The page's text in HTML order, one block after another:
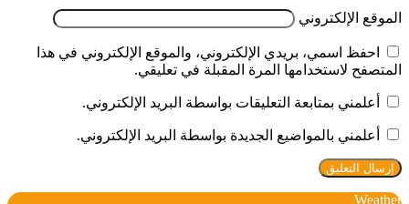
الموقع الإلكتروني
احفظ اسمي، بريدي الإلكتروني، والموقع الإلكتروني في هذا
المتصفح لاستخدامها المرة المقبلة في تعليقي.
أعلمني بمتابعة التعليقات بواسطة البريد الإلكتروني.
أعلمني بالمواضيع الجديدة بواسطة البريد الإلكتروني.
Weather